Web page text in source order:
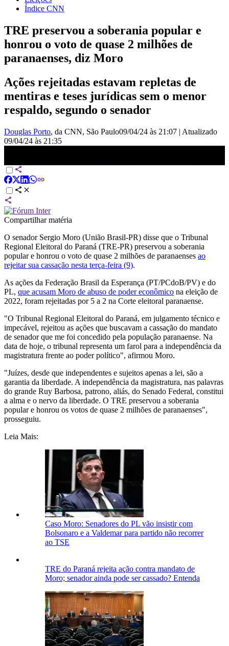
Índice CNN
TRE preservou a soberania popular e
honrou o voto de quase 2 milhões de
paranaenses, diz Moro
Ações rejeitadas estavam repletas de
mentiras e teses jurídicas sem o menor
respaldo, segundo o senador
Douglas Porto, da CNN, São Paulo09/04/24 às 21:07 | Atualizado
09/04/24 às 21:35
Compartilhar matéria
O senador Sergio Moro (União Brasil-PR) disse que o Tribunal
Regional Eleitoral do Paraná (TRE-PR) preservou a soberania
popular e honrou o voto de quase 2 milhões de paranaenses ao
rejeitar sua cassação nesta terça-feira (9).
As ações da Federação Brasil da Esperança (PT/PCdoB/PV) e do
PL, que acusam Moro de abuso de poder econômico na eleição de
2022, foram rejeitadas por 5 a 2 na Corte eleitoral paranaense.
"O Tribunal Regional Eleitoral do Paraná, em julgamento técnico e
impecável, rejeitou as ações que buscavam a cassação do mandato
de senador que me foi concedido pela população paranaense. Na
data de hoje, o tribunal representa um farol para a independência da
magistratura frente ao poder político", afirmou Moro.
"Juízes, desde que independentes e sujeitos apenas a lei, são a
garantia da liberdade. A independência da magistratura, nas palavras
do grande Ruy Barbosa, patrono, aliás, do Senado Federal, constitui
a alma e o nervo da liberdade. O TRE preservou a soberania
popular e honrou os votos de quase 2 milhões de paranaenses",
prosseguiu.
Leia Mais:
Caso Moro: Senadores do PL vão insistir com
Bolsonaro e a Valdemar para partido não recorrer
ao TSE
TRE do Paraná rejeita ação contra mandato de
Moro; senador ainda pode ser cassado? Entenda